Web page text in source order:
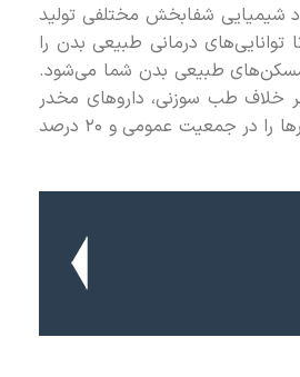
شیمیایی شفابخش مختلفی تولید
درمانی طبیعی بدن را
مسکن‌های طبیعی بدن شما می‌شود.
بر خلاف طب سوزنی، داروهای مخدر
اعتیادآور هستند، دارای عوارض جانبی هستند و ثابت شده است که حداقل 1.5 درصد از مرگ و میرها را در جمعیت عمومی و 20 درصد